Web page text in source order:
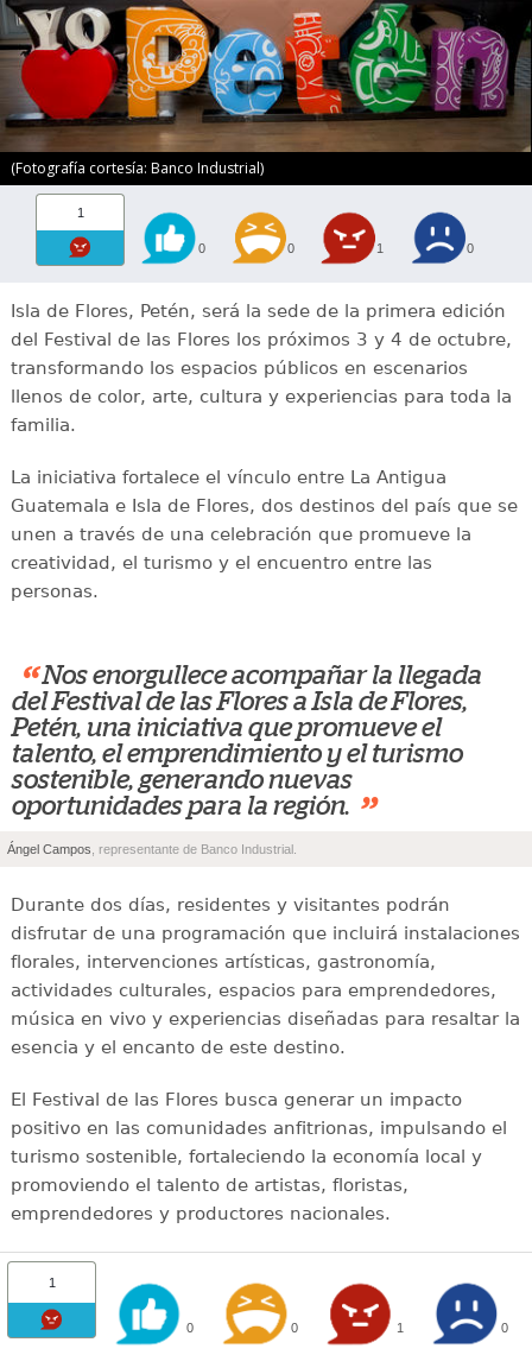
(Fotografía cortesía: Banco Industrial)
1
0 0 1 0
Isla de Flores, Petén, será la sede de la primera edición
del Festival de las Flores los próximos 3 y 4 de octubre,
transformando los espacios públicos en escenarios
llenos de color, arte, cultura y experiencias para toda la
familia.
La iniciativa fortalece el vínculo entre La Antigua
Guatemala e Isla de Flores, dos destinos del país que se
unen a través de una celebración que promueve la
creatividad, el turismo y el encuentro entre las
personas.
“ Nos enorgullece acompañar la llegada
del Festival de las Flores a Isla de Flores,
Petén, una iniciativa que promueve el
talento, el emprendimiento y el turismo
sostenible, generando nuevas
oportunidades para la región. ”
Ángel Campos , representante de Banco Industrial.
Durante dos días, residentes y visitantes podrán
disfrutar de una programación que incluirá instalaciones
florales, intervenciones artísticas, gastronomía,
actividades culturales, espacios para emprendedores,
música en vivo y experiencias diseñadas para resaltar la
esencia y el encanto de este destino.
El Festival de las Flores busca generar un impacto
positivo en las comunidades anfitrionas, impulsando el
turismo sostenible, fortaleciendo la economía local y
promoviendo el talento de artistas, floristas,
emprendedores y productores nacionales.
1
0 0 1 0